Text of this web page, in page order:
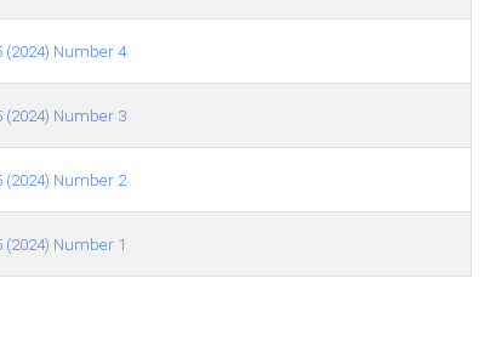
(2024) Number 4
(2024) Number 3
(2024) Number 2
(2024) Number 1